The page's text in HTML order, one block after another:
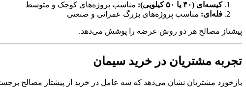
کیسه‌ای (۴۰ یا ۵۰ کیلویی):
مناسب پروژه‌های کوچک و متوسط
فله‌ای: مناسب پروژه‌های بزرگ عمرانی و صنعتی
پیشتاز مصالح هر دو روش عرضه را پوشش می‌دهد.
تجربه مشتریان در خرید سیمان
بازخورد مشتریان نشان می‌دهد که سه عامل در خرید از پیشتاز مصالح